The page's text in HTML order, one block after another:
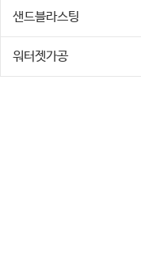
샌드블라스팅
워터젯가공